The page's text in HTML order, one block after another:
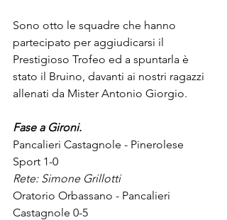
Sono otto le squadre che hanno
partecipato per aggiudicarsi il
Prestigioso Trofeo ed a spuntarla è
stato il Bruino, davanti ai nostri ragazzi
allenati da Mister Antonio Giorgio.
Fase a Gironi.
Pancalieri Castagnole - Pinerolese
Sport 1-0
Rete: Simone Grillotti
Oratorio Orbassano - Pancalieri
Castagnole 0-5